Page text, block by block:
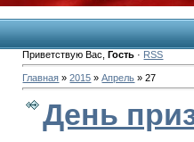
Приветствую Вас ,Гость · RSS
Главная »2015 » Апрель » 27
День